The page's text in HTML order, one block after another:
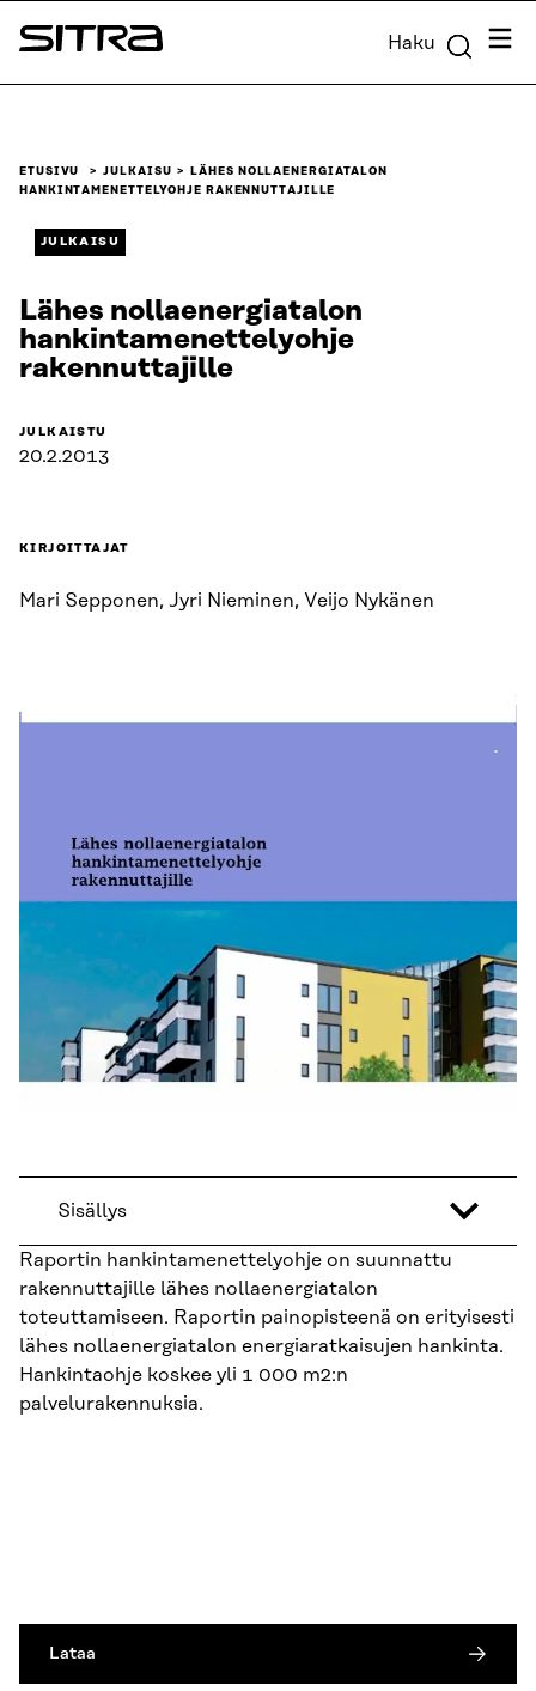
Siirry
suoraan
Sitra Haku
ETUSIVU JULKAISU
LÄHES NOLLAENERGIATALON
HANKINTAMENETTELYOHJE RAKENNUTTAJILLE
JULKAISU
Lähes nollaenergiatalon
hankintamenettelyohje
rakennuttajille
JULKAISTU
20.2.2013
KIRJOITTAJAT
Mari Sepponen, Jyri Nieminen, Veijo Nykänen
Sisällys
Raportin hankintamenettelyohje on suunnattu
rakennuttajille lähes nollaenergiatalon
toteuttamiseen. Raportin painopisteenä on erityisesti
lähes nollaenergiatalon energiaratkaisujen hankinta.
Hankintaohje koskee yli 1 000 m2:n
palvelurakennuksia.
Lataa